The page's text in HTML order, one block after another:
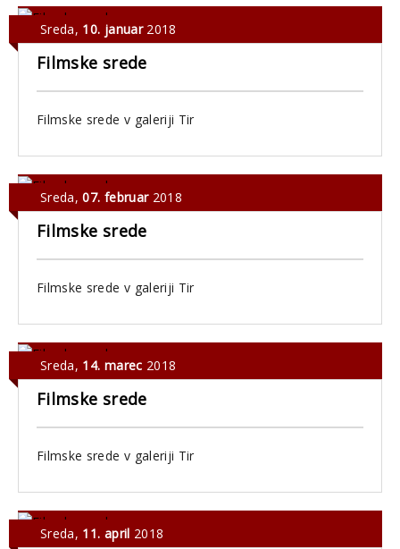
Sreda, 10. januar2018
Filmske srede
Filmske srede v galeriji Tir
Sreda,07. februar2018
Filmske srede
Filmske srede v galeriji Tir
Sreda, 14. marec 2018
Filmske srede
Filmske srede v galeriji Tir
Sreda, 11. april 2018